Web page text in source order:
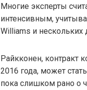
Многие эксперты
интенсивным,
Williams и нескольких
Райкконен, контракт
2016 года, может
пока слишком рано о